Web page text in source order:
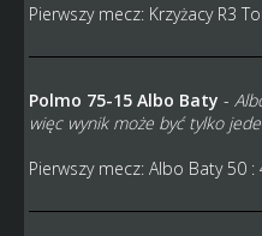
Pierwszy mecz: Krzyżacy R3
Polmo 75-15 Albo Baty -
więc wynik może być tylko
Pierwszy mecz: Albo Baty 50